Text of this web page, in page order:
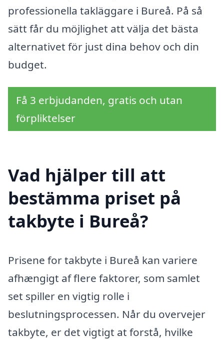
professionella takläggare i Bureå. På så
sätt får du möjlighet att välja det bästa
alternativet för just dina behov och din
budget.
Få 3 erbjudanden, gratis och utan
förpliktelser
Vad hjälper till att
bestämma priset på
takbyte i Bureå?
Prisene for takbyte i Bureå kan variere
afhængigt af flere faktorer, som samlet
set spiller en vigtig rolle i
beslutningsprocessen. Når du overvejer
takbyte, er det vigtigt at forstå, hvilke